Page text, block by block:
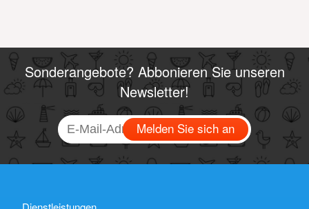
Sonderangebote? Abbonieren Sie unseren
Newsletter!
Melden Sie sich an